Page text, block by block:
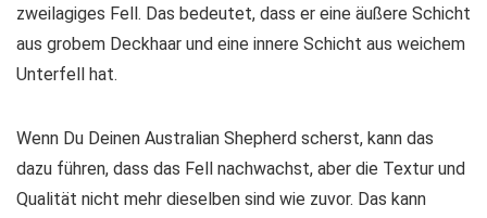
zweilagiges Fell. Das bedeutet, dass er eine äußere Schicht
aus grobem Deckhaar und eine innere Schicht aus weichem
Unterfell hat.
Wenn Du Deinen Australian Shepherd scherst, kann das
dazu führen, dass das Fell nachwachst, aber die Textur und
Qualität nicht mehr dieselben sind wie zuvor. Das kann